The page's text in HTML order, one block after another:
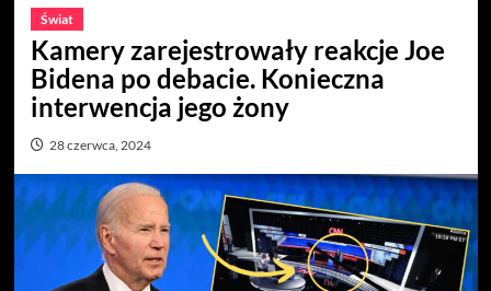
Świat
Kamery zarejestrowały reakcje Joe
Bidena po debacie. Konieczna
interwencja jego żony
28 czerwca, 2024